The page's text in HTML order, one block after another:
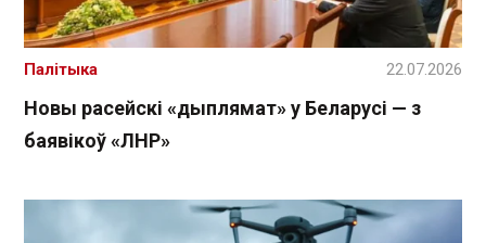
Новы расейскі «дыплямат» у Беларусі — з
баявікоў «ЛНР»
Палітыка 22.07.2026